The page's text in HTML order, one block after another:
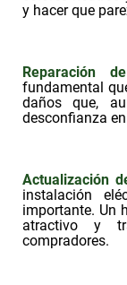
y hacer que
Reparación
fundamental
daños que,
desconfianza
Actualización
instalación
importante. Un
atractivo y
compradores.